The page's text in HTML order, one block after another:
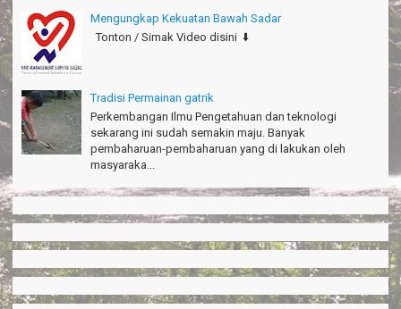
Mengungkap Kekuatan Bawah Sadar
Tonton / Simak Video disini ⬇️
Tradisi Permainan gatrik
Perkembangan Ilmu Pengetahuan dan teknologi
sekarang ini sudah semakin maju. Banyak
pembaharuan-pembaharuan yang di lakukan oleh
masyaraka...